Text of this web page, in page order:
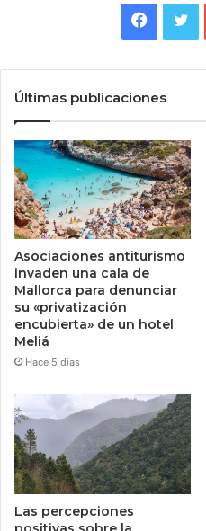
Últimas publicaciones
Asociaciones antiturismo
invaden una cala de
Mallorca para denunciar
su «privatización
encubierta» de un hotel
Meliá
Hace 5 días
Las percepciones